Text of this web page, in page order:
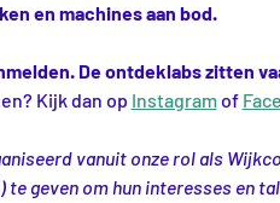
en machines aan bod.
De ontdeklabs zitten
Kijk dan op Instagram of
vanuit onze rol als
geven om hun interesses en